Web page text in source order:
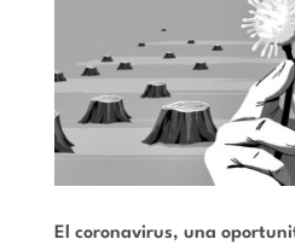
El coronavirus, una